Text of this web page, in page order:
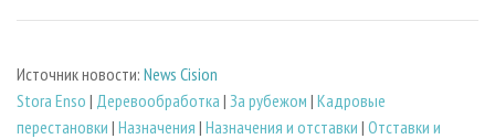
Источник новости: News Cision
Stora Enso | Деревообработка | За рубежом | Кадровые
перестановки | Назначения | Назначения и отставки | Отставки и